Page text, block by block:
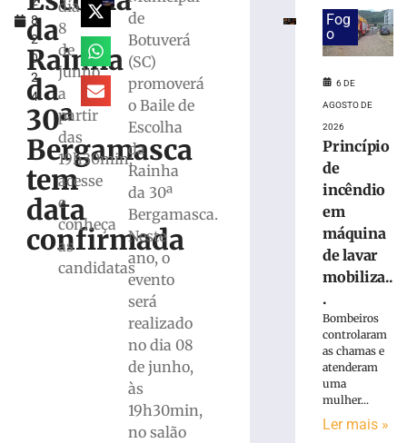
8,
2
0
2
4
da
Rainha
da
30ª
Bergamasca
tem
data
confirmada
dia
8
de
junho,
a
partir
das
19h30min;
acesse
e
conheça
as
candidatas
de
Botuverá
(SC)
promoverá
o Baile de
Escolha
da
Rainha
da 30ª
Bergamasca.
Neste
ano, o
evento
será
realizado
no dia 08
de junho,
às
19h30min,
no salão
especial
para
celebrar
história
mediada
escultor
Theichmann
Fog
o
6 DE
AGOSTO DE
2026
Princípio
de
incêndio
em
máquina
de lavar
mobiliza..
.
Bombeiros
controlaram
as chamas e
atenderam
uma
mulher...
Ler mais »